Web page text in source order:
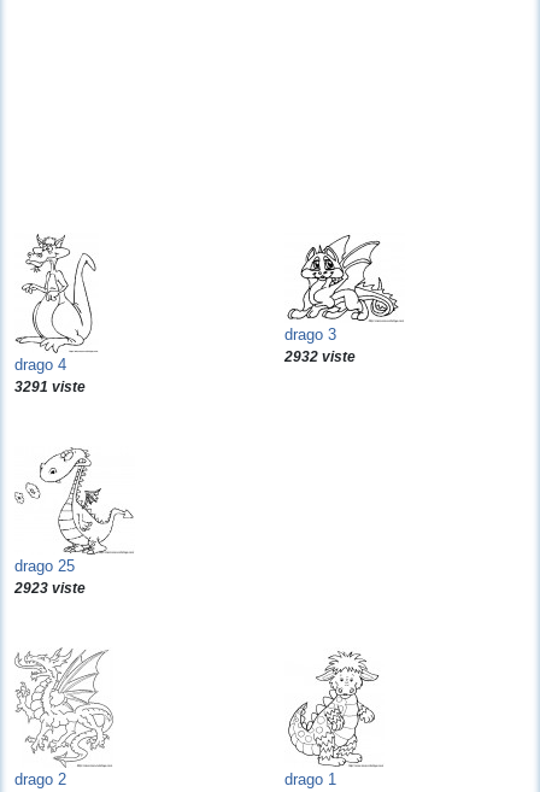
drago 4
3291 viste
drago 3
2932 viste
drago 25
2923 viste
drago 2 drago 1